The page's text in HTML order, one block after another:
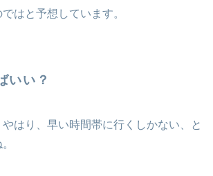
はと予想しています。
いい？
はり、早い時間帯に行くしかない、と